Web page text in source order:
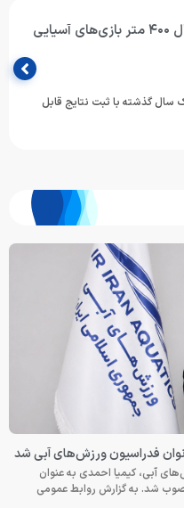
محمد قاسمی: هدفم رسیدن به فینال ۴۰۰ متر بازی‌های آسیایی
سال گذشته با ثبت نتایج قابل
فدراسیون ورزش‌های آبی شد
آبی، کیمیا احمدی به عنوان
شد. به گزارش روابط عمومی